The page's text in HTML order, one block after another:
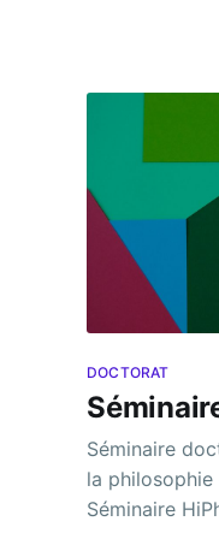
DOCTORAT
Séminaire
la philosophie
Séminaire